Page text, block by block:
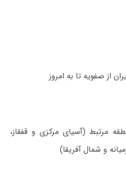
مرتبط (آسیای مرکزی و قفقاز،
و شمال آفریقا)